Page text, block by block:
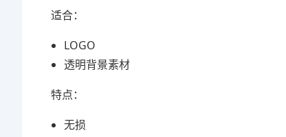
适合：
LOGO
透明背景素材
特点：
无损